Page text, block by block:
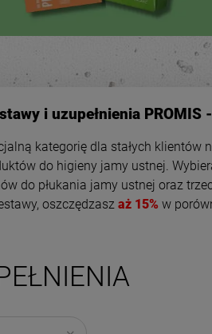
i uzupełnienia
kategorię dla stałych
do higieny jamy ustnej.
do płukania jamy ustnej oraz
oszczędzasz aż 15% w